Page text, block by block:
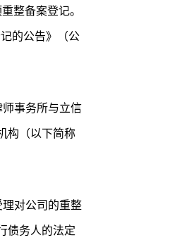
整备案登记。
的公告》（公
事务所与立信
构（以下简称
对公司的重整
债务人的法定